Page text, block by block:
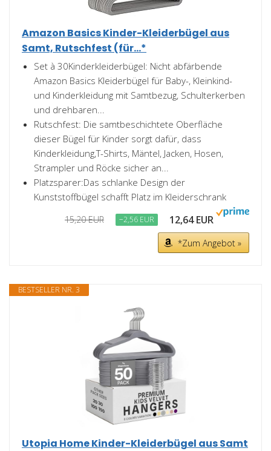
Amazon Basics Kinder-Kleiderbügel aus
Samt, Rutschfest (für...*
Set à 30Kinderkleiderbügel: Nicht abfärbende
Amazon Basics Kleiderbügel für Baby-, Kleinkind-
und Kinderkleidung mit Samtbezug, Schulterkerben
und drehbaren...
Rutschfest: Die samtbeschichtete Oberfläche
dieser Bügel für Kinder sorgt dafür, dass
Kinderkleidung,T-Shirts, Mäntel, Jacken, Hosen,
Strampler und Röcke sicher an...
Platzsparer:Das schlanke Design der
Kunststoffbügel schafft Platz im Kleiderschrank
15,20 EUR −2,56 EUR 12,64 EUR
*Zum Angebot »
BESTSELLER NR. 3
Utopia Home Kinder-Kleiderbügel aus Samt